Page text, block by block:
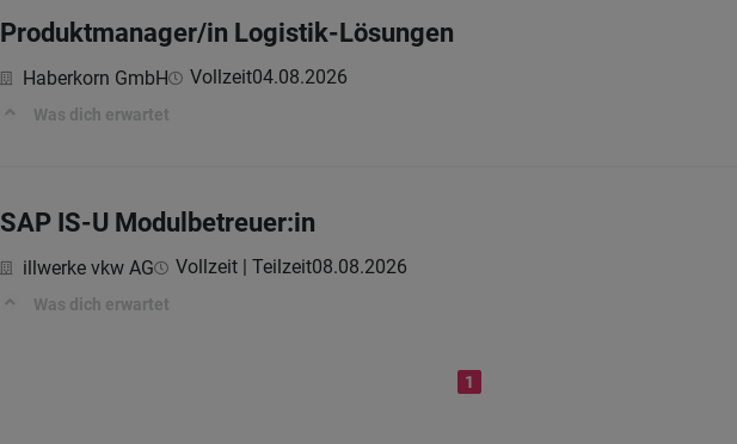
Produktmanager/in Logistik-Lösungen
Haberkorn GmbH Vollzeit04.08.2026
Was dich erwartet
SAP IS-U Modulbetreuer:in
illwerke vkw AG Vollzeit | Teilzeit08.08.2026
Was dich erwartet
1